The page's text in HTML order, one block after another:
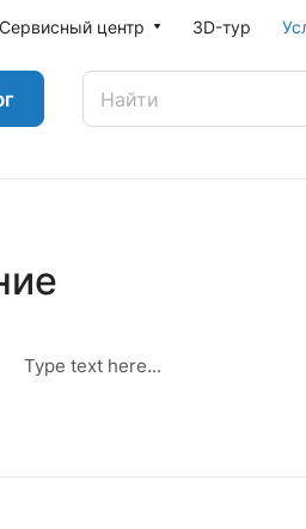
Сервисный центр 3D-тур
Type text here...